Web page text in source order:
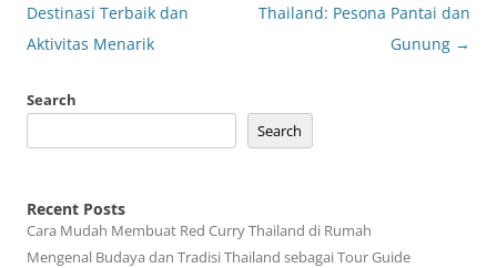
navigation
Destinasi Terbaik dan
Aktivitas Menarik
Thailand: Pesona Pantai dan
Gunung →
Search
Search
Recent Posts
Cara Mudah Membuat Red Curry Thailand di Rumah
Mengenal Budaya dan Tradisi Thailand sebagai Tour Guide